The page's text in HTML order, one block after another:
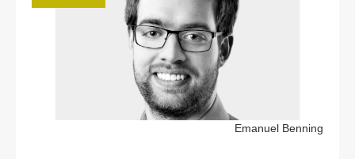
Emanuel Benning